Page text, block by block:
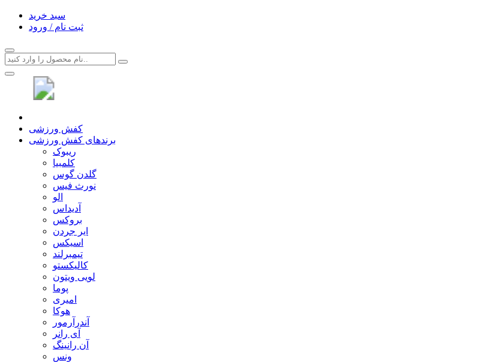
سبد خرید
ثبت نام / ورود
کفش ورزشی
برندهای کفش ورزشی
ریبوک
کلمبیا
گلدن گوس
نورث فیس
الو
آدیداس
بروکس
ایر جردن
اسیکس
تیمبرلند
کالیکستو
لویی ویتون
پوما
امیری
هوکا
آندرآرمور
آی رانر
آن رانینگ
ونس